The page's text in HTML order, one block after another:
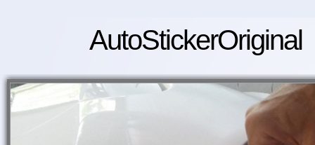
AutoStickerOriginal